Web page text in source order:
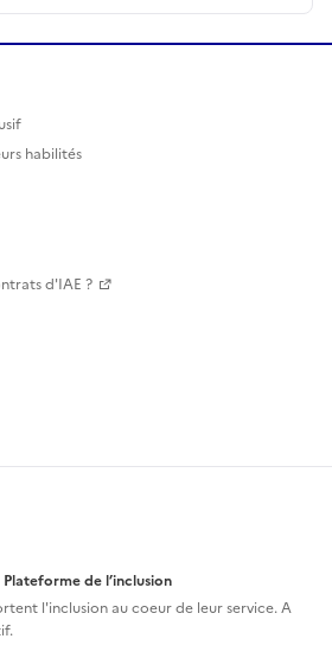
habilités
d'IAE ?
de l’inclusion
l'inclusion aucoeur de leur service. A